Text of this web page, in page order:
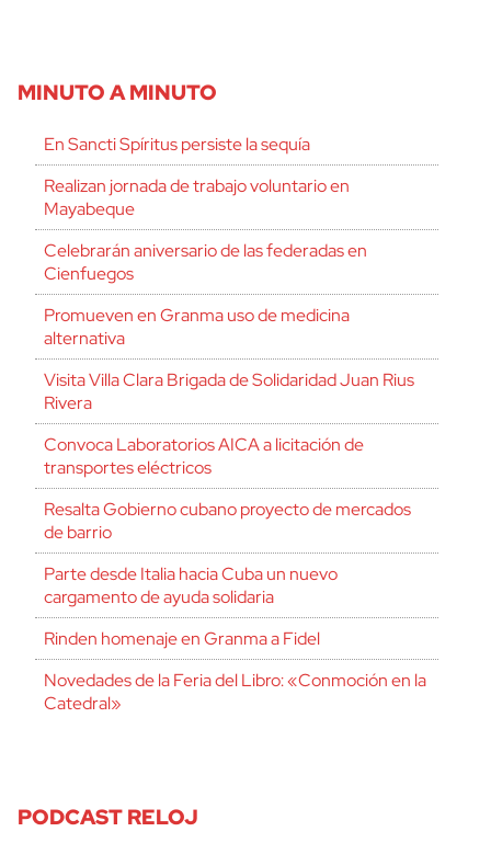
MINUTO A MINUTO
En Sancti Spíritus persiste la sequía
Realizan jornada de trabajo voluntario en
Mayabeque
Celebrarán aniversario de las federadas en
Cienfuegos
Promueven en Granma uso de medicina
alternativa
Visita Villa Clara Brigada de Solidaridad Juan Rius
Rivera
Convoca Laboratorios AICA a licitación de
transportes eléctricos
Resalta Gobierno cubano proyecto de mercados
de barrio
Parte desde Italia hacia Cuba un nuevo
cargamento de ayuda solidaria
Rinden homenaje en Granma a Fidel
Novedades de la Feria del Libro: «Conmoción en la
Catedral»
PODCAST RELOJ